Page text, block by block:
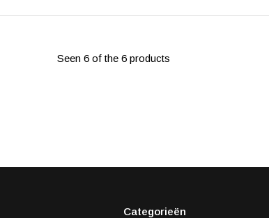
Seen 6 of the 6 products
Categorieën